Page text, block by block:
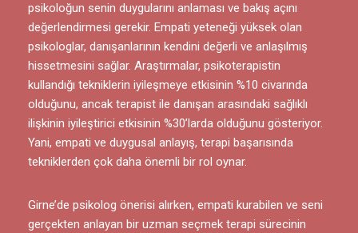
psikoloğun senin duygularını anlaması ve bakış açını
değerlendirmesi gerekir. Empati yeteneği yüksek olan
psikologlar, danışanlarının kendini değerli ve anlaşılmış
hissetmesini sağlar. Araştırmalar, psikoterapistin
kullandığı tekniklerin iyileşmeye etkisinin %10 civarında
olduğunu, ancak terapist ile danışan arasındaki sağlıklı
ilişkinin iyileştirici etkisinin %30’larda olduğunu gösteriyor.
Yani, empati ve duygusal anlayış, terapi başarısında
tekniklerden çok daha önemli bir rol oynar.
Girne’de psikolog önerisi alırken, empati kurabilen ve seni
gerçekten anlayan bir uzman seçmek terapi sürecinin